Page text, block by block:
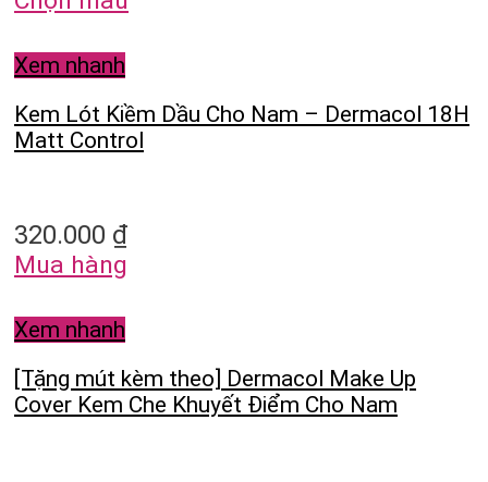
Xem nhanh
Kem Lót Kiềm Dầu Cho Nam – Dermacol 18H
Matt Control
320.000 ₫
Mua hàng
Xem nhanh
[Tặng mút kèm theo] Dermacol Make Up
Cover Kem Che Khuyết Điểm Cho Nam